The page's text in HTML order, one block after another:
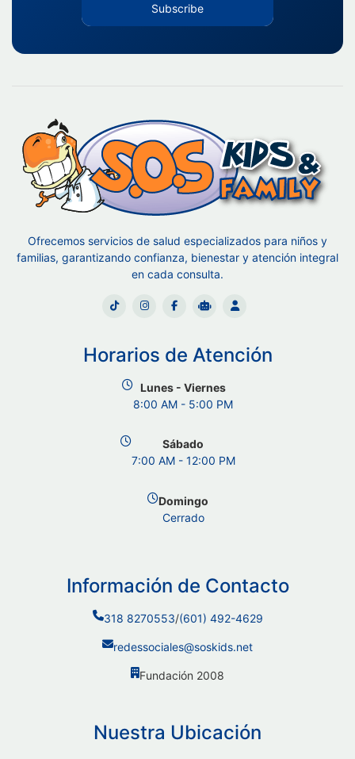
Subscribe
Ofrecemos servicios de salud especializados para niños y
familias, garantizando confianza, bienestar y atención integral
en cada consulta.
Horarios de Atención
Lunes - Viernes
8:00 AM - 5:00 PM
Sábado
7:00 AM - 12:00 PM
Domingo
Cerrado
Información de Contacto
318 8270553/(601) 492-4629
redessociales@soskids.net
Fundación 2008
Nuestra Ubicación